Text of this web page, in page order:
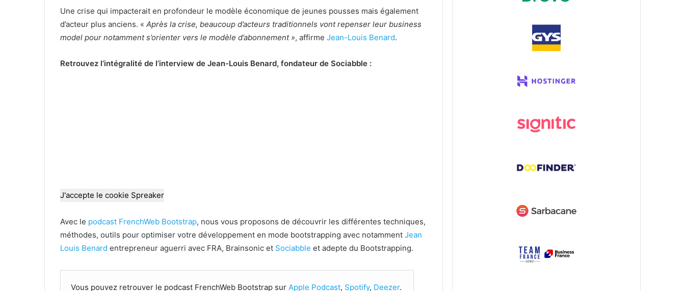
Une crise qui impacterait en profondeur le modèle économique de jeunes pousses mais également
d’acteur plus anciens. « Après la crise, beaucoup d’acteurs traditionnels vont repenser leur business
model pour notamment s’orienter vers le modèle d’abonnement », affirme Jean-Louis Benard.
Retrouvez l’intégralité de l’interview de Jean-Louis Benard, fondateur de Sociabble :
J'accepte le cookie Spreaker
Avec le podcast FrenchWeb Bootstrap, nous vous proposons de découvrir les différentes techniques,
méthodes, outils pour optimiser votre développement en mode bootstrapping avec notamment Jean
Louis Benard entrepreneur aguerri avec FRA, Brainsonic et Sociabble et adepte du Bootstrapping.
Vous pouvez retrouver le podcast FrenchWeb Bootstrap sur Apple Podcast, Spotify, Deezer.